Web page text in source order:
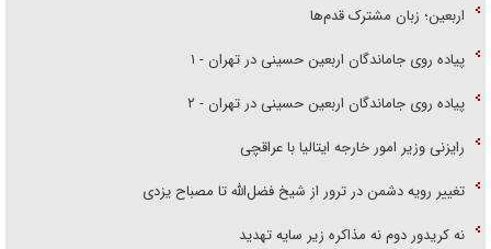
اربعین؛ زبان مشترک قدم‌ها
پیاده روی جاماندگان اربعین حسینی در تهران - ۱
پیاده روی جاماندگان اربعین حسینی در تهران - ۲
رایزنی وزیر امور خارجه ایتالیا با عراقچی
تغییر رویه دشمن در ترور از شیخ فضل‌الله تا مصباح یزدی
نه کریدور دوم نه مذاکره زیر سایه تهدید